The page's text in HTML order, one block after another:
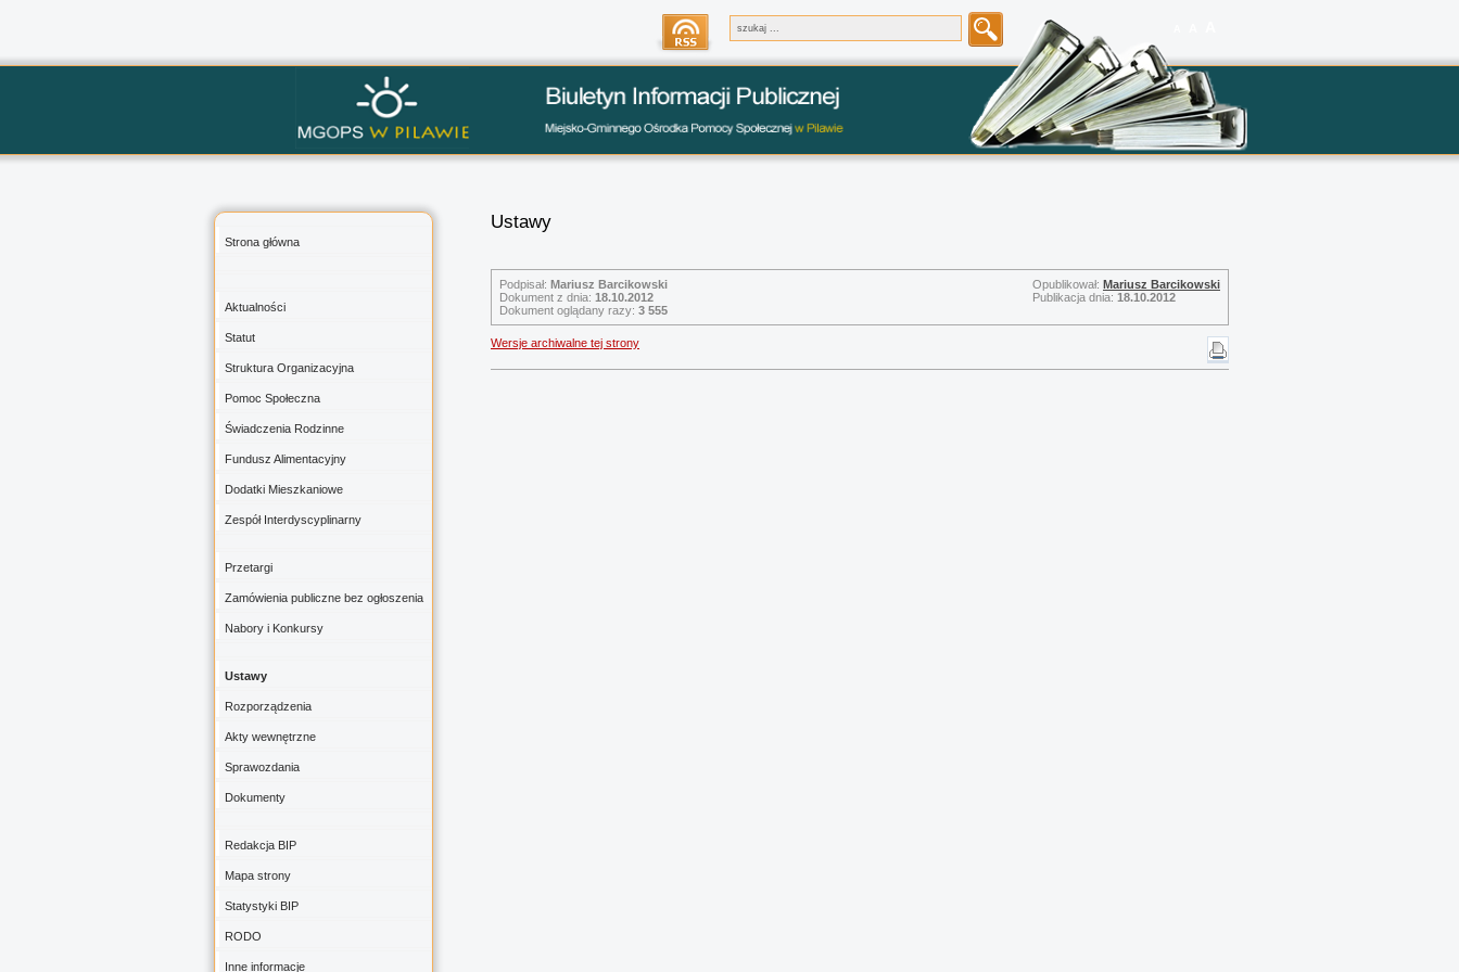
Strona główna
Aktualności
Statut
Struktura Organizacyjna
Pomoc Społeczna
Świadczenia Rodzinne
Fundusz Alimentacyjny
Dodatki Mieszkaniowe
Zespół Interdyscyplinarny
Przetargi
Zamówienia publiczne bez ogłoszenia
Nabory i Konkursy
Ustawy
Rozporządzenia
Akty wewnętrzne
Sprawozdania
Dokumenty
Redakcja BIP
Mapa strony
Statystyki BIP
RODO
Inne informacje
Ustawy
Opublikował: Mariusz Barcikowski
Publikacja dnia: 18.10.2012
Podpisał: Mariusz Barcikowski
Dokument z dnia: 18.10.2012
Dokument oglądany razy: 3 555
Wersje archiwalne tej strony